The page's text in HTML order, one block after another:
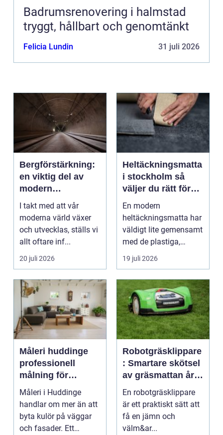
Badrumsrenovering i halmstad
tryggt, hållbart och genomtänkt
Felicia Lundin 31 juli 2026
Bergförstärkning:
en viktig del av
modern
infrastruktur
I takt med att vår
moderna värld växer
och utvecklas, ställs vi
allt oftare inf...
20 juli 2026
Heltäckningsmatta
i stockholm så
väljer du rätt för
hem och kontor
En modern
heltäckningsmatta har
väldigt lite gemensamt
med de plastiga,
svårstädade
varianterna mång...
19 juli 2026
Måleri huddinge
professionell
målning för
hållbara resultat
Måleri i Huddinge
handlar om mer än att
byta kulör på väggar
och fasader. Ett
Robotgräsklippare
: Smartare skötsel
av gräsmattan året
runt
En robotgräsklippare
är ett praktiskt sätt att
få en jämn och
välm&ar...